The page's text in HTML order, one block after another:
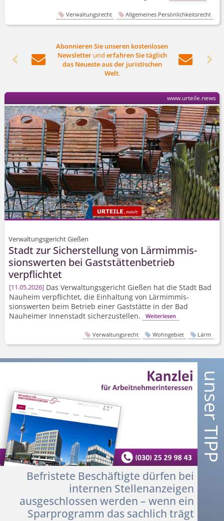
Verwaltungsrecht Allgemeines Persönlichkeitsrecht
 
Abonnieren Sie unseren kostenlosen
Newsletterund erfahren Sie täglich
das Neueste aus der juristischen
Welt.
 
Verwaltungsgericht Gießen
Stadt zur Sicherstellung von Lärmimmis­
sionswerten bei Gaststättenbetrieb
verpflichtet
11.05.2026 Das Verwaltungsgericht Gießen hat die Stadt Bad
Nauheim verpflichtet, die Einhaltung von Lärmimmis­
sionswerten beim Betrieb einer Gaststätte in der Bad
Nauheimer Innenstadt sicherzustellen.
Weiterlesen
www.urteile.news
Verwaltungsrecht Wohngebiet Lärm
Befristete Beschäftigte dürfen bei
internen Stellenanzeigen
ausgeschlossen werden – wenn ein
Sparprogramm das sachlich trägt